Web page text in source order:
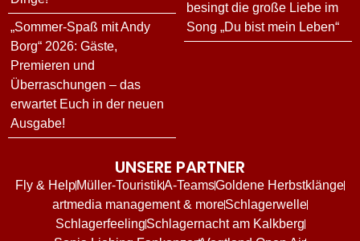
„Sommer-Spaß mit Andy
Borg“ 2026: Gäste,
Premieren und
Überraschungen – das
erwartet Euch in der neuen
Ausgabe!
besingt die große Liebe im
Song „Du bist mein Leben“
UNSERE PARTNER
Fly & HelpMüller-TouristikA-TeamsGoldene Herbstklänge
artmedia management & moreSchlagerwelle
SchlagerfeelingSchlagernacht am Kalkberg